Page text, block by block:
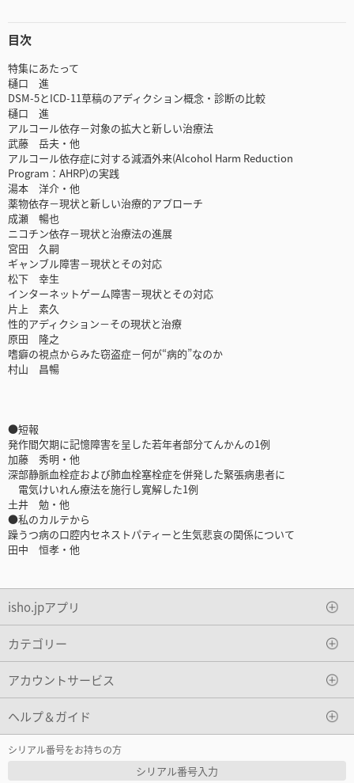
目次
特集にあたって
樋口 進
DSM-5とICD-11草稿のアディクション概念・診断の比較
樋口 進
アルコール依存－対象の拡大と新しい治療法
武藤 岳夫・他
アルコール依存症に対する減酒外来(Alcohol Harm Reduction
Program：AHRP)の実践
湯本 洋介・他
薬物依存－現状と新しい治療的アプローチ
成瀬 暢也
ニコチン依存－現状と治療法の進展
宮田 久嗣
ギャンブル障害－現状とその対応
松下 幸生
インターネットゲーム障害－現状とその対応
片上 素久
性的アディクション－その現状と治療
原田 隆之
嗜癖の視点からみた窃盗症－何が“病的”なのか
村山 昌暢
●短報
発作間欠期に記憶障害を呈した若年者部分てんかんの1例
加藤 秀明・他
深部静脈血栓症および肺血栓塞栓症を併発した緊張病患者に
電気けいれん療法を施行し寛解した1例
土井 勉・他
●私のカルテから
躁うつ病の口腔内セネストパティーと生気悲哀の関係について
田中 恒孝・他
isho.jpアプリ
カテゴリー
アカウントサービス
ヘルプ＆ガイド
シリアル番号をお持ちの方
シリアル番号入力